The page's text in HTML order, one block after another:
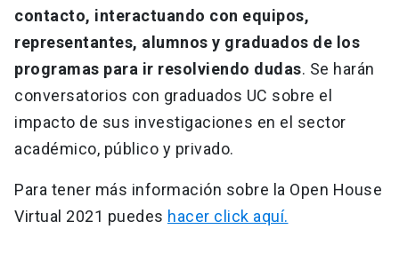
contacto, interactuando con equipos,
representantes, alumnos y graduados de los
programas para ir resolviendo dudas. Se harán
conversatorios con graduados UC sobre el
impacto de sus investigaciones en el sector
académico, público y privado.
Para tener más información sobre la Open House
Virtual 2021 puedes hacer click aquí.